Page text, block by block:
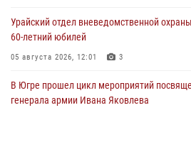
Урайский отдел вневедомственной
60-летний юбилей
05 августа 2026, 12:01 3
В Югре прошел цикл мероприятий
генерала армии Ивана Яковлева